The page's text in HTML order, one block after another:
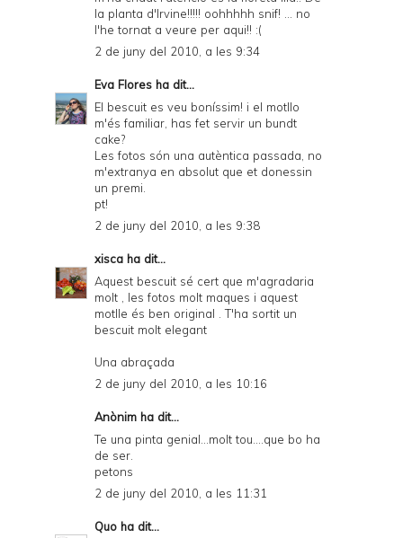
la planta d'Irvine!!!!! oohhhhh snif! ... no
l'he tornat a veure per aqui!! :(
2 de juny del 2010, a les 9:34
Eva Flores ha dit...
El bescuit es veu boníssim! i el motllo
m'és familiar, has fet servir un bundt
cake?
Les fotos són una autèntica passada, no
m'extranya en absolut que et donessin
un premi.
pt!
2 de juny del 2010, a les 9:38
xisca ha dit...
Aquest bescuit sé cert que m'agradaria
molt , les fotos molt maques i aquest
motlle és ben original . T'ha sortit un
bescuit molt elegant
Una abraçada
2 de juny del 2010, a les 10:16
Anònim ha dit...
Te una pinta genial...molt tou....que bo ha
de ser.
petons
2 de juny del 2010, a les 11:31
Quo ha dit...